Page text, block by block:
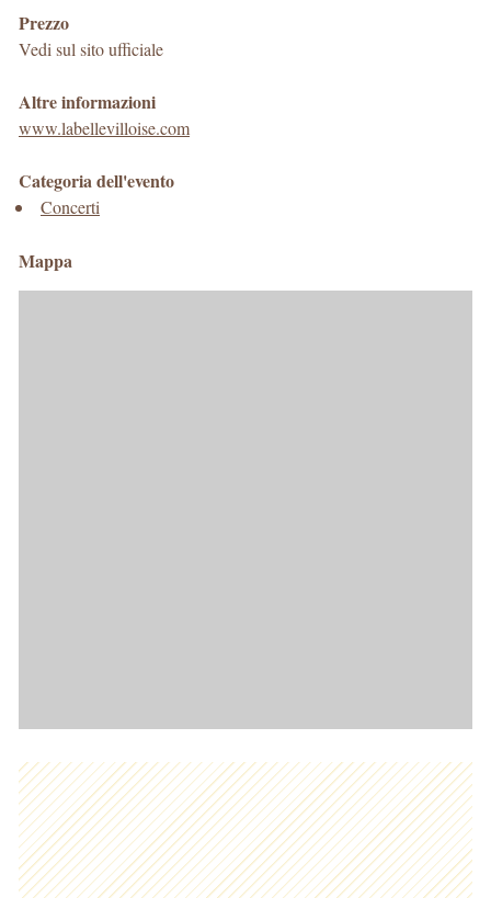
Prezzo
Vedi sul sito ufficiale
Altre informazioni
www.labellevilloise.com
Categoria dell'evento
Concerti
Mappa